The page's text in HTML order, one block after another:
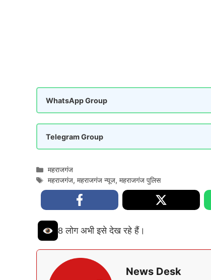
WhatsApp Group
Telegram Group
Categories
महराजगंज
Tags
महराजगंज,महराजगंज न्यूज,महराजगंज पुलिस
8 लोग अभी इसे देख रहे हैं।
News Desk